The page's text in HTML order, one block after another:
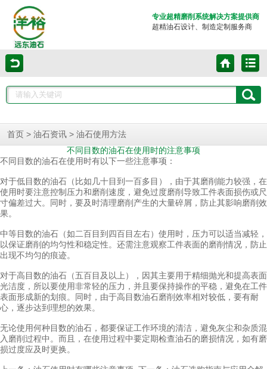
专业超精磨削系统解决方案提供商
超精油石设计、制造定制服务商
首页 > 油石资讯 > 油石使用方法
不同目数的油石在使用时的注意事项
不同目数的油石在使用时有以下一些注意事项：
对于低目数的油石（比如几十目到一百多目），由于其磨削能力较强，在
使用时要注意控制压力和磨削速度，避免过度磨削导致工件表面损伤或尺
寸偏差过大。同时，要及时清理磨削产生的大量碎屑，防止其影响磨削效
果。
中等目数的油石（如二百目到四百目左右）使用时，压力可以适当减轻，
以保证磨削的均匀性和稳定性。还需注意观察工件表面的磨削情况，防止
出现不均匀的痕迹。
对于高目数的油石（五百目及以上），因其主要用于精细抛光和提高表面
光洁度，所以要使用非常轻的压力，并且要保持操作的平稳，避免在工件
表面形成新的划痕。同时，由于高目数油石磨削效率相对较低，要有耐
心，逐步达到理想的效果。
无论使用何种目数的油石，都要保证工作环境的清洁，避免灰尘和杂质混
入磨削过程中。而且，在使用过程中要定期检查油石的磨损情况，如有磨
损过度应及时更换。